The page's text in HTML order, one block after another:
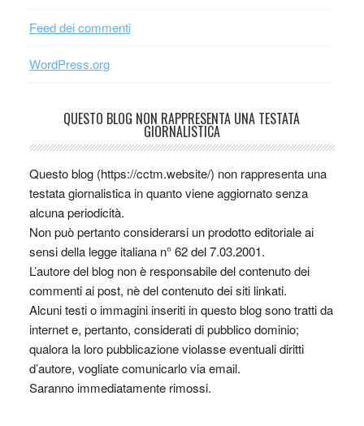
Feed dei commenti
WordPress.org
QUESTO BLOG NON RAPPRESENTA UNA TESTATA
GIORNALISTICA
Questo blog (https://cctm.website/) non rappresenta una
testata giornalistica in quanto viene aggiornato senza
alcuna periodicità.
Non può pertanto considerarsi un prodotto editoriale ai
sensi della legge italiana n° 62 del 7.03.2001.
L’autore del blog non è responsabile del contenuto dei
commenti ai post, nè del contenuto dei siti linkati.
Alcuni testi o immagini inseriti in questo blog sono tratti da
internet e, pertanto, considerati di pubblico dominio;
qualora la loro pubblicazione violasse eventuali diritti
d’autore, vogliate comunicarlo via email.
Saranno immediatamente rimossi.